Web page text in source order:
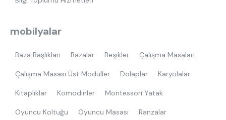
mobilyalar
Baza Başlıkları Bazalar Beşikler Çalışma Masaları
Çalışma Masası Üst Modüller Dolaplar Karyolalar
Kitaplıklar Komodinler Montessori Yatak
Oyuncu Koltuğu Oyuncu Masası Ranzalar